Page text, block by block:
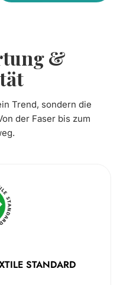
&
Trend, sondern die
der Faser bis zum
STANDARD